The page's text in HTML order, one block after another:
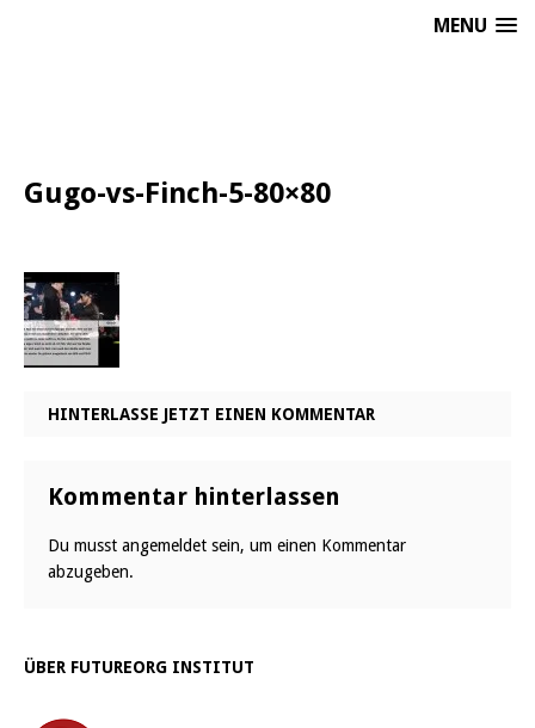
MENU
Gugo-vs-Finch-5-80×80
HINTERLASSE JETZT EINEN KOMMENTAR
Kommentar hinterlassen
Du musst angemeldet sein, um einen Kommentar
abzugeben.
ÜBER FUTUREORG INSTITUT